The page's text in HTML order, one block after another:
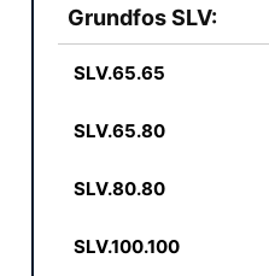
Grundfos SLV:
SLV.65.65
SLV.65.80
SLV.80.80
SLV.100.100